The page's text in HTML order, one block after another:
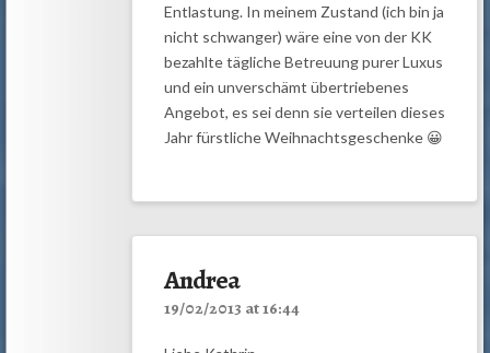
Entlastung. In meinem Zustand (ich bin ja
nicht schwanger) wäre eine von der KK
bezahlte tägliche Betreuung purer Luxus
und ein unverschämt übertriebenes
Angebot, es sei denn sie verteilen dieses
Jahr fürstliche Weihnachtsgeschenke 😀
Andrea
19/02/2013 at 16:44